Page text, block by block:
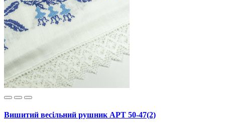
Вишитий весільний рушник АРТ 50-47(2)